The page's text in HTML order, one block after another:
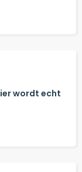
wordt echt